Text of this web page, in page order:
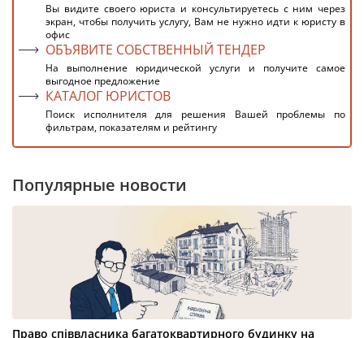
Вы видите своего юриста и консультируетесь с ним через
экран, чтобы получить услугу, Вам не нужно идти к юристу в
офис
ОБЪЯВИТЕ СОБСТВЕННЫЙ ТЕНДЕР
На выполнение юридической услуги и получите самое
выгодное предложение
КАТАЛОГ ЮРИСТОВ
Поиск исполнителя для решения Вашей проблемы по
фильтрам, показателям и рейтингу
Популярные новости
Право співвласника багатоквартирного будинку на